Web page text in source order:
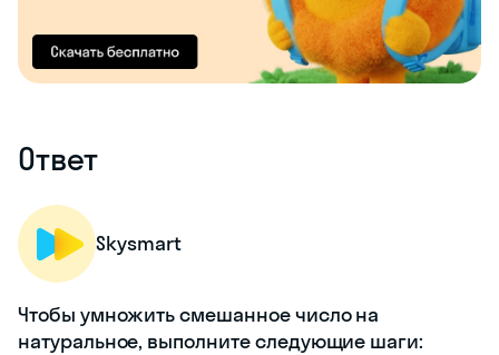
Ответ
Skysmart
Чтобы умножить смешанное число на
натуральное, выполните следующие шаги: